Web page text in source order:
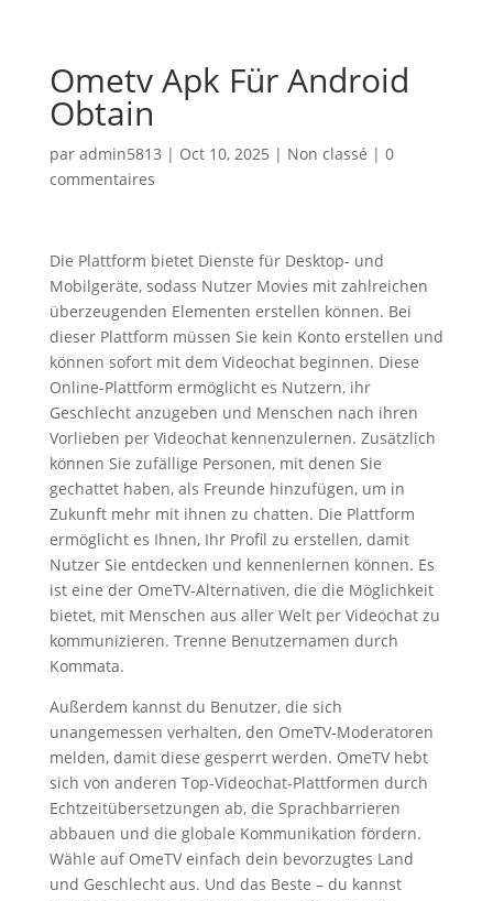
Ometv Apk Für Android
Obtain
par admin5813 | Oct 10, 2025 | Non classé | 0
commentaires
Die Plattform bietet Dienste für Desktop- und
Mobilgeräte, sodass Nutzer Movies mit zahlreichen
überzeugenden Elementen erstellen können. Bei
dieser Plattform müssen Sie kein Konto erstellen und
können sofort mit dem Videochat beginnen. Diese
Online-Plattform ermöglicht es Nutzern, ihr
Geschlecht anzugeben und Menschen nach ihren
Vorlieben per Videochat kennenzulernen. Zusätzlich
können Sie zufällige Personen, mit denen Sie
gechattet haben, als Freunde hinzufügen, um in
Zukunft mehr mit ihnen zu chatten. Die Plattform
ermöglicht es Ihnen, Ihr Profil zu erstellen, damit
Nutzer Sie entdecken und kennenlernen können. Es
ist eine der OmeTV-Alternativen, die die Möglichkeit
bietet, mit Menschen aus aller Welt per Videochat zu
kommunizieren. Trenne Benutzernamen durch
Kommata.
Außerdem kannst du Benutzer, die sich
unangemessen verhalten, den OmeTV-Moderatoren
melden, damit diese gesperrt werden. OmeTV hebt
sich von anderen Top-Videochat-Plattformen durch
Echtzeitübersetzungen ab, die Sprachbarrieren
abbauen und die globale Kommunikation fördern.
Wähle auf OmeTV einfach dein bevorzugtes Land
und Geschlecht aus. Und das Beste – du kannst